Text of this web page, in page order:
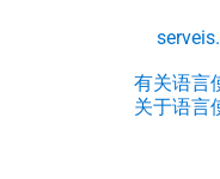
有关语言
关于语言